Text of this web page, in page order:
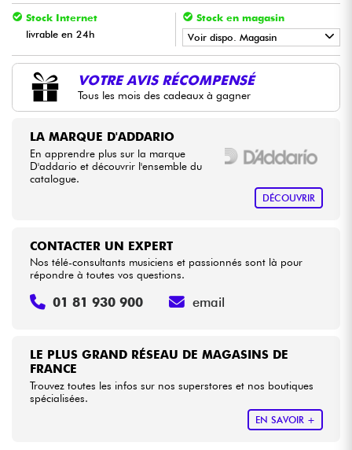
Violons & Quatuor
Eveil Musical
Câbles & Access.
HiFi
Stock Internet
livrable en 24h
Stock en magasin
Voir dispo. Magasin
• LA PÉDALE BYStar'SMusic
• Star' S MusicBRUXELLES
VOTRE AVIS RÉCOMPENSÉ
Tous les mois des cadeaux à gagner
LA MARQUE D'ADDARIO
En apprendre plus sur la marque
D'addario et découvrir l'ensemble du
catalogue.
DÉCOUVRIR
LE PLUS GRAND RÉSEAU DE MAGASINS DE
FRANCE
Trouvez toutes les infos sur nos superstores et nos boutiques
spécialisées.
EN SAVOIR +
CONTACTER UN EXPERT
Nos télé-consultants musiciens et passionnés sont là pour
répondre à toutes vos questions.
01 81 930 900 email